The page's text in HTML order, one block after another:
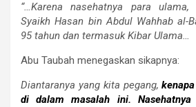
“…Karena nasehatnya para ulama,
Syaikh Hasan bin Abdul Wahhab al-
95 tahun dan termasuk Kibar Ulama…
Abu Taubah menegaskan sikapnya:
Diantaranya yang kita pegang,
di dalam masalah ini. Nasehatnya